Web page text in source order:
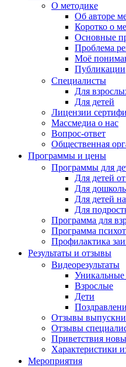
О методике
Об авторе
Коротко о
Основные
Проблема
Моё
Публикации
Специалисты
Для
Для детей
Лицензии
Массмедиа о нас
Вопрос-ответ
Общественная
Программы и цены
Программы для
Для детей
Для
Для детей
Для
Программа для
Программа
Профилактика
Результаты и отзывы
Видеорезультаты
Уникальные
Взрослые
Дети
Отзывы
Отзывы
Приветствия
Характеристики
Мероприятия